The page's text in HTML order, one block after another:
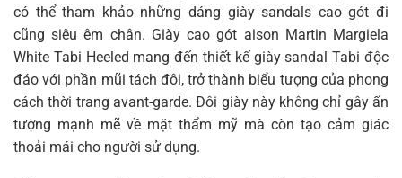
có thể tham khảo những dáng giày sandals cao gót đi
cũng siêu êm chân. Giày cao gót aison Martin Margiela
White Tabi Heeled mang đến thiết kế giày sandal Tabi độc
đáo với phần mũi tách đôi, trở thành biểu tượng của phong
cách thời trang avant-garde. Đôi giày này không chỉ gây ấn
tượng mạnh mẽ về mặt thẩm mỹ mà còn tạo cảm giác
thoải mái cho người sử dụng.